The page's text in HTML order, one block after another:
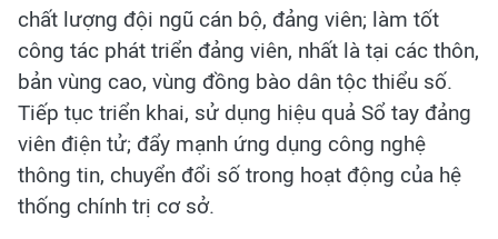
chất lượng đội ngũ cán bộ, đảng viên; làm tốt
công tác phát triển đảng viên, nhất là tại các thôn,
bản vùng cao, vùng đồng bào dân tộc thiểu số.
Tiếp tục triển khai, sử dụng hiệu quả Sổ tay đảng
viên điện tử; đẩy mạnh ứng dụng công nghệ
thông tin, chuyển đổi số trong hoạt động của hệ
thống chính trị cơ sở.